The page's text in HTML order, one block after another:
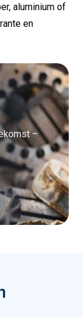
aluminium of
en
–